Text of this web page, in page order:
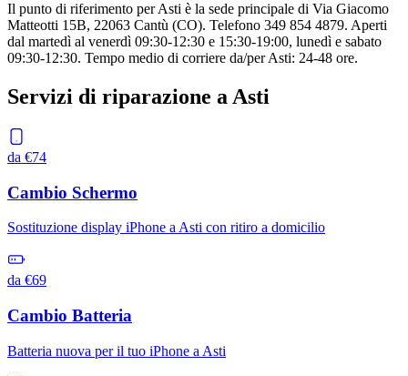
Il punto di riferimento per Asti è la sede principale di Via Giacomo
Matteotti 15B, 22063 Cantù (CO). Telefono 349 854 4879. Aperti
dal martedì al venerdì 09:30-12:30 e 15:30-19:00, lunedì e sabato
09:30-12:30. Tempo medio di corriere da/per Asti: 24-48 ore.
Servizi di riparazione a Asti
da €74
Cambio Schermo
Sostituzione display iPhone a Asti con ritiro a domicilio
da €69
Cambio Batteria
Batteria nuova per il tuo iPhone a Asti